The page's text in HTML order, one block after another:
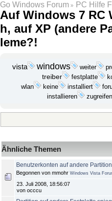
Go Windows Forum » PC Hilfe
Auf Windows 7 RC
h, auf XP (andere
leme?!
vista windows weiter
treiber festplatte
wlan
keine installiert
installieren zugreifen
Ähnliche Themen
Benutzerkonten auf andere
Begonnen von mmohr Windows Vista
23. Juli 2008, 18:56:07
von occcu